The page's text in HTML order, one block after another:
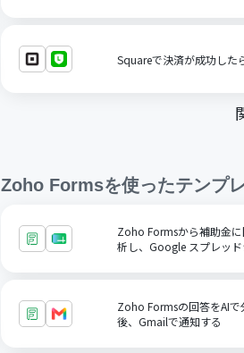
Squareで決済が成功した
Zoho Formsを使ったテンプ
Zoho Formsから補助金
析し、Google スプレッ
Zoho Formsの回答をAI
後、Gmailで通知する